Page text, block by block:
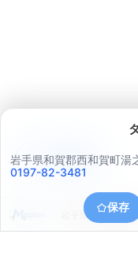
岩手県和賀郡西和賀町湯
0197-82-3481
保存
岩手県和賀郡西
アプリで見る